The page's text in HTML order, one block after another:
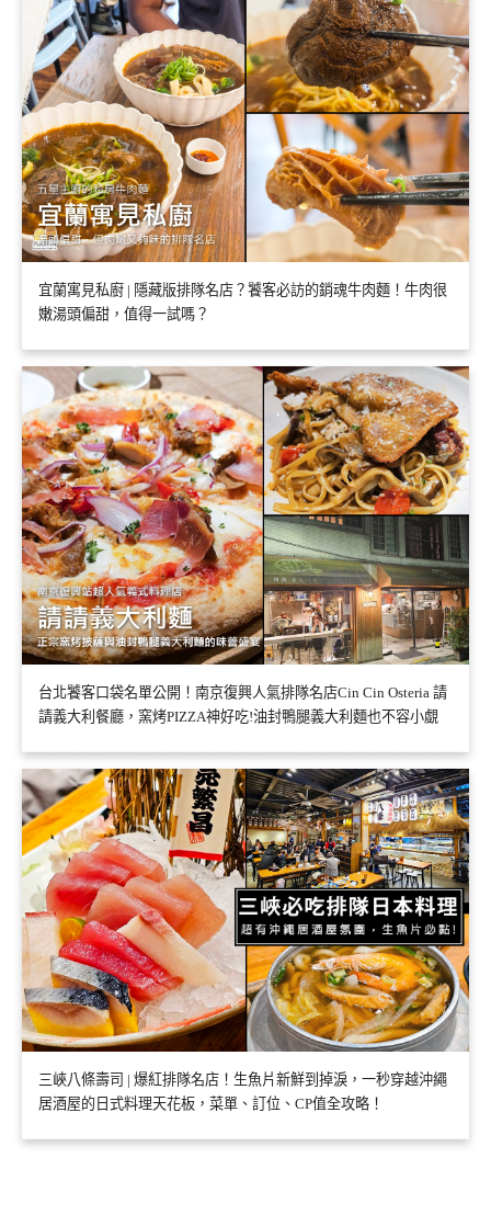
宜蘭寓見私廚 | 隱藏版排隊名店？饕客必訪的銷魂牛肉麵！牛肉很
嫩湯頭偏甜，值得一試嗎？
台北饕客口袋名單公開！南京復興人氣排隊名店Cin Cin Osteria 請
請義大利餐廳，窯烤PIZZA神好吃!油封鴨腿義大利麵也不容小覷
三峽八條壽司 | 爆紅排隊名店！生魚片新鮮到掉淚，一秒穿越沖繩
居酒屋的日式料理天花板，菜單、訂位、CP值全攻略！